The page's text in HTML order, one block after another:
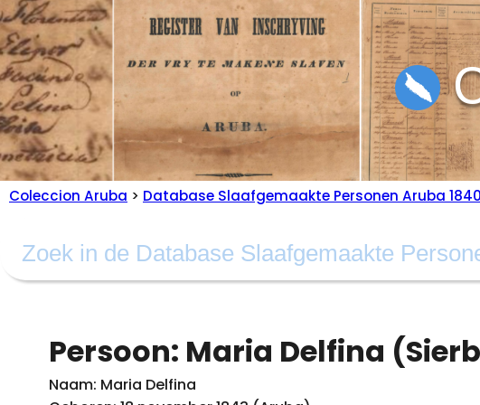
Coleccion Aruba > Database Slaafgemaakte Personen Aruba
Persoon: Maria Delfina
Naam: Maria Delfina